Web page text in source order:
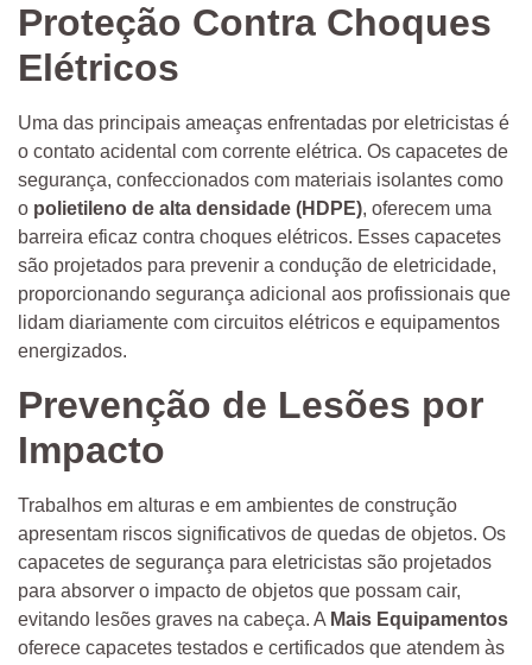
Proteção Contra Choques
Elétricos
Uma das principais ameaças enfrentadas por eletricistas é
o contato acidental com corrente elétrica. Os capacetes de
segurança, confeccionados com materiais isolantes como
o polietileno de alta densidade (HDPE), oferecem uma
barreira eficaz contra choques elétricos. Esses capacetes
são projetados para prevenir a condução de eletricidade,
proporcionando segurança adicional aos profissionais que
lidam diariamente com circuitos elétricos e equipamentos
energizados.
Prevenção de Lesões por
Impacto
Trabalhos em alturas e em ambientes de construção
apresentam riscos significativos de quedas de objetos. Os
capacetes de segurança para eletricistas são projetados
para absorver o impacto de objetos que possam cair,
evitando lesões graves na cabeça. A Mais Equipamentos
oferece capacetes testados e certificados que atendem às